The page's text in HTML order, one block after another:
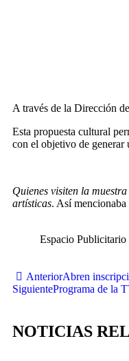
A través de la Dirección
Esta propuesta cultural
con el objetivo de generar
Quienes visiten la
artísticas. Así
Espacio Publicitario
AnteriorAbren
SiguientePrograma de la
NOTICIAS